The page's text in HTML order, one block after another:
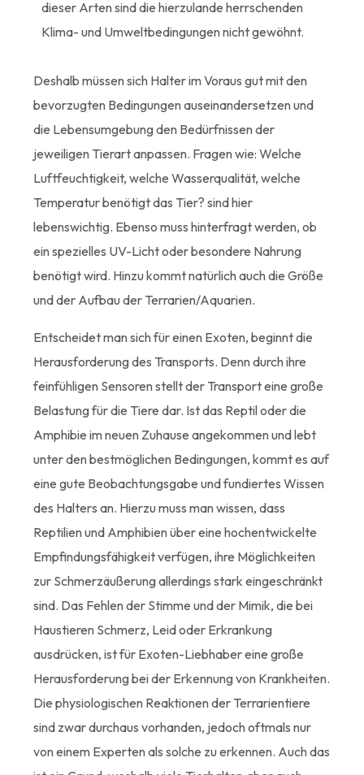
dieser Arten sind die hierzulande herrschenden
Klima- und Umweltbedingungen nicht gewöhnt.
Deshalb müssen sich Halter im Voraus gut mit den
bevorzugten Bedingungen auseinandersetzen und
die Lebensumgebung den Bedürfnissen der
jeweiligen Tierart anpassen. Fragen wie: Welche
Luftfeuchtigkeit, welche Wasserqualität, welche
Temperatur benötigt das Tier? sind hier
lebenswichtig. Ebenso muss hinterfragt werden, ob
ein spezielles UV-Licht oder besondere Nahrung
benötigt wird. Hinzu kommt natürlich auch die Größe
und der Aufbau der Terrarien/Aquarien.
Entscheidet man sich für einen Exoten, beginnt die
Herausforderung des Transports. Denn durch ihre
feinfühligen Sensoren stellt der Transport eine große
Belastung für die Tiere dar. Ist das Reptil oder die
Amphibie im neuen Zuhause angekommen und lebt
unter den bestmöglichen Bedingungen, kommt es auf
eine gute Beobachtungsgabe und fundiertes Wissen
des Halters an. Hierzu muss man wissen, dass
Reptilien und Amphibien über eine hochentwickelte
Empfindungsfähigkeit verfügen, ihre Möglichkeiten
zur Schmerzäußerung allerdings stark eingeschränkt
sind. Das Fehlen der Stimme und der Mimik, die bei
Haustieren Schmerz, Leid oder Erkrankung
ausdrücken, ist für Exoten-Liebhaber eine große
Herausforderung bei der Erkennung von Krankheiten.
Die physiologischen Reaktionen der Terrarientiere
sind zwar durchaus vorhanden, jedoch oftmals nur
von einem Experten als solche zu erkennen. Auch das